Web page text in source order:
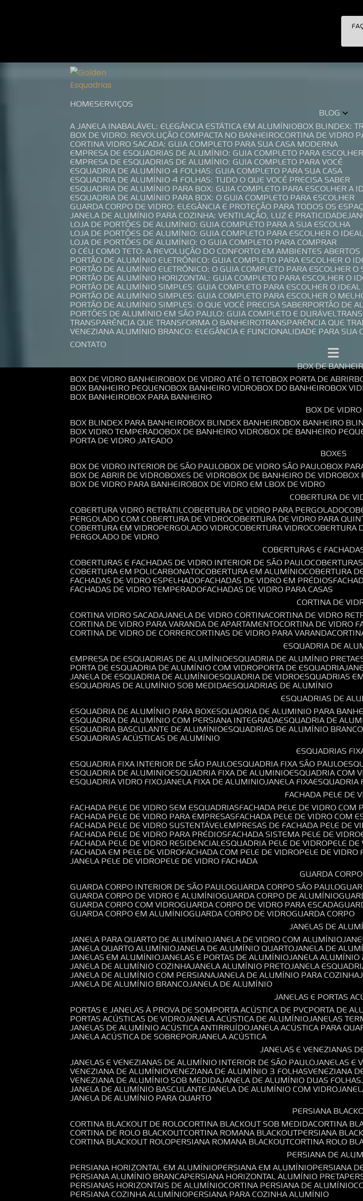
HOME SERVIÇOS
BLOG
A JANELA INABALÁVEL: ELEGÂNCIA ESTÁTICA EM ALUMÍNIO BOX BLINDEX:
BOX DE VIDRO: REVOLUÇÃO COMPACTA NO BANHEIRO CORTINA DE VIDRO
CORTINA VIDRO SACADA: GUIA COMPLETO PARA SUA CASA MODERNA
EMPRESA DE ESQUADRIAS DE ALUMÍNIO: GUIA COMPLETO PARA ESCOLHER
EMPRESA DE ESQUADRIAS DE ALUMÍNIO: GUIA COMPLETO PARA VOCÊ
ESQUADRIA DE ALUMÍNIO 4 FOLHAS: GUIA COMPLETO PARA SUA CASA
ESQUADRIA DE ALUMÍNIO 4 FOLHAS: TUDO O QUE VOCÊ PRECISA SABER
ESQUADRIA DE ALUMÍNIO PARA BOX: GUIA COMPLETO PARA ESCOLHER A
ESQUADRIA DE ALUMÍNIO PARA BOX: O GUIA COMPLETO PARA ESCOLHER
GUARDA CORPO DE VIDRO: ELEGÂNCIA E PROTEÇÃO PARA TODOS OS
JANELA DE ALUMÍNIO PARA COZINHA: VENTILAÇÃO, LUZ E PRATICIDADE
LOJA DE PORTÕES DE ALUMÍNIO: GUIA COMPLETO PARA A SUA ESCOLHA
LOJA DE PORTÕES DE ALUMÍNIO: GUIA COMPLETO PARA ESCOLHER O IDEAL
LOJA DE PORTÕES DE ALUMÍNIO: O GUIA COMPLETO PARA COMPRAR
O CÉU COMO TETO: A REVOLUÇÃO DO CONFORTO EM AMBIENTES ABERTOS
PORTÃO DE ALUMÍNIO ELETRÔNICO: GUIA COMPLETO PARA ESCOLHER O
PORTÃO DE ALUMÍNIO ELETRÔNICO: O GUIA COMPLETO PARA ESCOLHER O
PORTÃO DE ALUMÍNIO HORIZONTAL: GUIA COMPLETO PARA ESCOLHER O
PORTÃO DE ALUMÍNIO SIMPLES: GUIA COMPLETO PARA ESCOLHER O IDEAL
PORTÃO DE ALUMÍNIO SIMPLES: GUIA COMPLETO PARA ESCOLHER O
PORTÃO DE ALUMÍNIO SIMPLES: O QUE VOCÊ PRECISA SABER PORTÃO DE
PORTÕES DE ALUMÍNIO EM SÃO PAULO: GUIA COMPLETO E DURÁVEL
TRANSPARÊNCIA QUE TRANSFORMA O BANHEIRO TRANSPARÊNCIA QUE
VENEZIANA ALUMÍNIO BRANCO: ELEGÂNCIA E FUNCIONALIDADE PARA SUA
CONTATO
BOX DE
BOX DE VIDRO BANHEIRO BOX DE VIDRO ATÉ O TETO BOX PORTA DE ABRIR
BOX BANHEIRO PEQUENO BOX BANHEIRO VIDRO BOX DO BANHEIRO BOX
BOX BANHEIRO BOX PARA BANHEIRO
BOX DE VIDRO
BOX BLINDEX PARA BANHEIRO BOX BLINDEX BANHEIRO BOX BANHEIRO
BOX VIDRO TEMPERADO BOX DE BANHEIRO VIDRO BOX DE BANHEIRO
PORTA DE VIDRO JATEADO
BOXES
BOX DE VIDRO INTERIOR DE SÃO PAULO BOX DE VIDRO SÃO PAULO BOX
BOX DE ABRIR DE VIDRO BOXES DE VIDRO BOX DE BANHEIRO DE VIDRO
BOX DE VIDRO PARA BANHEIRO BOX DE VIDRO EM L BOX DE VIDRO
COBERTURA DE
COBERTURA VIDRO RETRÁTIL COBERTURA DE VIDRO PARA PERGOLADO
PERGOLADO COM COBERTURA DE VIDRO COBERTURA DE VIDRO PARA
COBERTURA EM VIDRO PERGOLADO VIDRO COBERTURA VIDRO
PERGOLADO DE VIDRO
COBERTURAS E
COBERTURAS E FACHADAS DE VIDRO INTERIOR DE SÃO PAULO
COBERTURA EM POLICARBONATO COBERTURA EM ALUMÍNIO COBERTURA
FACHADAS DE VIDRO ESPELHADO FACHADAS DE VIDRO EM PRÉDIOS
FACHADAS DE VIDRO TEMPERADO FACHADAS DE VIDRO PARA CASAS
CORTINA DE
CORTINA VIDRO SACADA JANELA DE VIDRO CORTINA CORTINA DE VIDRO
CORTINA DE VIDRO PARA VARANDA DE APARTAMENTO CORTINA DE VIDRO
CORTINA DE VIDRO DE CORRER CORTINAS DE VIDRO PARA VARANDA
ESQUADRIA DE
EMPRESA DE ESQUADRIAS DE ALUMÍNIO ESQUADRIA DE ALUMÍNIO PRETA
PORTA DE ESQUADRIA DE ALUMÍNIO COM VIDRO PORTA DE ESQUADRIA
JANELA DE ESQUADRIA DE ALUMÍNIO ESQUADRIA DE VIDRO ESQUADRIAS
ESQUADRIAS DE ALUMÍNIO SOB MEDIDA ESQUADRIAS DE ALUMÍNIO
ESQUADRIAS DE
ESQUADRIA DE ALUMÍNIO PARA BOX ESQUADRIA DE ALUMINIO PARA
ESQUADRIA DE ALUMÍNIO COM PERSIANA INTEGRADA ESQUADRIA DE
ESQUADRIA BASCULANTE DE ALUMÍNIO ESQUADRIAS DE ALUMÍNIO BRANCO
ESQUADRIAS ACÚSTICAS DE ALUMÍNIO
ESQUADRIAS
ESQUADRIA FIXA INTERIOR DE SÃO PAULO ESQUADRIA FIXA SÃO PAULO
ESQUADRIA DE ALUMINIO ESQUADRIA FIXA DE ALUMINIO ESQUADRIA COM
ESQUADRIA VIDRO FIXO JANELA FIXA DE ALUMINIO JANELA FIXA ESQUADRIA
FACHADA PELE DE
FACHADA PELE DE VIDRO SEM ESQUADRIAS FACHADA PELE DE VIDRO COM
FACHADA PELE DE VIDRO PARA EMPRESAS FACHADA PELE DE VIDRO COM
FACHADA PELE DE VIDRO SUSTENTÁVEL EMPRESAS DE FACHADA PELE DE
FACHADA PELE DE VIDRO PARA PRÉDIOS FACHADA SISTEMA PELE DE VIDRO
FACHADA PELE DE VIDRO RESIDENCIAL ESQUADRIA PELE DE VIDRO PELE
FACHADA EM PELE DE VIDRO FACHADA COM PELE DE VIDRO PELE DE
JANELA PELE DE VIDRO PELE DE VIDRO FACHADA
GUARDA
GUARDA CORPO INTERIOR DE SÃO PAULO GUARDA CORPO SÃO PAULO
GUARDA CORPO DE VIDRO E ALUMÍNIO GUARDA CORPO DE ALUMÍNIO
GUARDA CORPO COM VIDRO GUARDA CORPO DE VIDRO PARA ESCADA
GUARDA CORPO EM ALUMÍNIO GUARDA CORPO DE VIDRO GUARDA CORPO
JANELAS DE
JANELA PARA QUARTO DE ALUMÍNIO JANELA DE VIDRO COM ALUMÍNIO
JANELA QUARTO ALUMÍNIO JANELA DE ALUMÍNIO QUARTO JANELA DE
JANELAS EM ALUMÍNIO JANELAS E PORTAS DE ALUMÍNIO JANELA
JANELA DE ALUMÍNIO COZINHA JANELA ALUMÍNIO PRETO JANELA
JANELA DE ALUMÍNIO COM PERSIANA JANELA DE ALUMÍNIO PARA COZINHA
JANELA DE ALUMÍNIO BRANCO JANELA DE ALUMÍNIO
JANELAS E PORTAS
PORTAS E JANELAS À PROVA DE SOM PORTA ACÚSTICA DE PVC PORTA DE
PORTAS ACÚSTICAS DE VIDRO JANELA ACÚSTICA DE ALUMÍNIO JANELAS
JANELAS DE ALUMÍNIO ACÚSTICA ANTIRRUÍDO JANELA ACÚSTICA PARA
JANELA ACÚSTICA DE SOBREPOR JANELA ACÚSTICA
JANELAS E VENEZIANAS
JANELAS E VENEZIANAS DE ALUMÍNIO INTERIOR DE SÃO PAULO JANELAS
VENEZIANA DE ALUMÍNIO VENEZIANA DE ALUMÍNIO 3 FOLHAS VENEZIANA
VENEZIANA DE ALUMÍNIO SOB MEDIDA JANELA DE ALUMÍNIO DUAS FOLHAS
JANELA DE ALUMÍNIO BASCULANTE JANELA DE ALUMÍNIO COM VIDRO
JANELA DE ALUMÍNIO PARA QUARTO
PERSIANA
CORTINA BLACKOUT DE ROLO CORTINA BLACKOUT SOB MEDIDA CORTINA
CORTINA DE ROLO BLACKOUT CORTINA ROMANA BLACKOUT PERSIANA
CORTINA BLACKOUT ROLO PERSIANA ROMANA BLACKOUT CORTINA ROLO
PERSIANA DE
PERSIANA HORIZONTAL EM ALUMÍNIO PERSIANA EM ALUMÍNIO PERSIANA
PERSIANA ALUMÍNIO BRANCA PERSIANA HORIZONTAL ALUMÍNIO PRETA
PERSIANAS HORIZONTAIS DE ALUMÍNIO CORTINA PERSIANA DE ALUMÍNIO
PERSIANA COZINHA ALUMÍNIO PERSIANA PARA COZINHA ALUMÍNIO